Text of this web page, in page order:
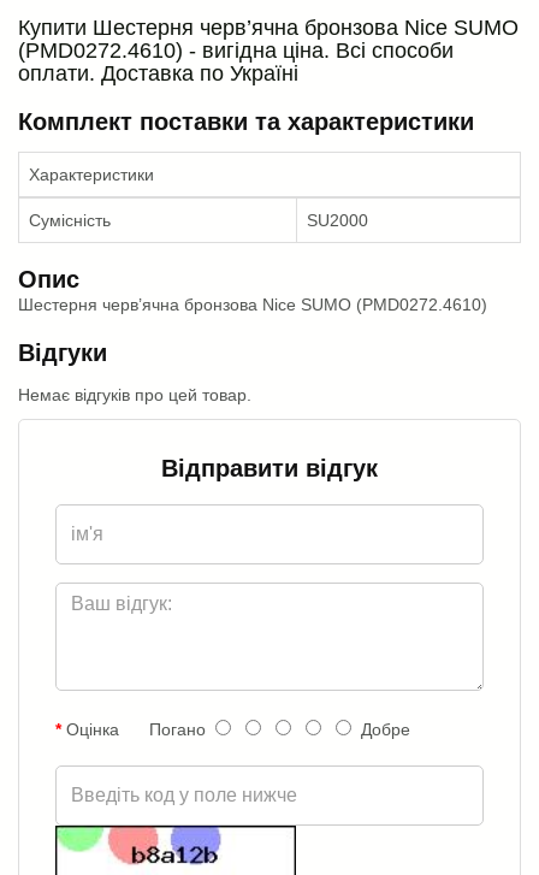
Купити Шестерня черв’ячна бронзова Nice SUMO
(PMD0272.4610) - вигідна ціна. Всі способи
оплати. Доставка по Україні
Комплект поставки та характеристики
Характеристики
Сумісність SU2000
Опис
Шестерня черв’ячна бронзова Nice SUMO (PMD0272.4610)
Відгуки
Немає відгуків про цей товар.
Відправити відгук
Оцінка Погано Добре